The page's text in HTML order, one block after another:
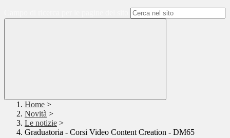
Home >
Novità >
Le notizie >
Graduatoria - Corsi Video Content Creation - DM65